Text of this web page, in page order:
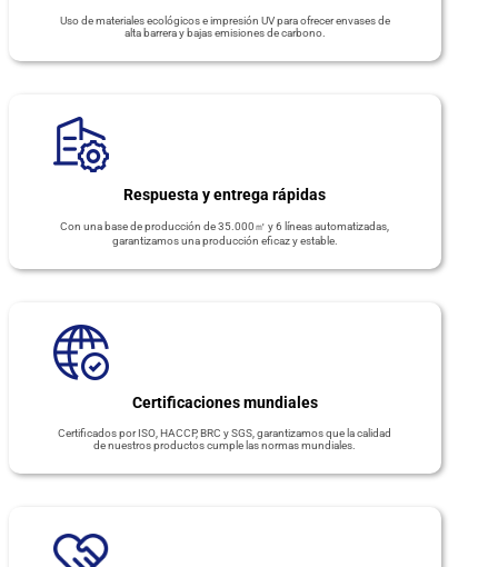
Uso de materiales ecológicos e impresión UV para ofrecer envases de
alta barrera y bajas emisiones de carbono.
Respuesta y entrega rápidas
Con una base de producción de 35.000㎡ y 6 líneas automatizadas,
garantizamos una producción eficaz y estable.
Certificaciones mundiales
Certificados por ISO, HACCP, BRC y SGS, garantizamos que la calidad
de nuestros productos cumple las normas mundiales.